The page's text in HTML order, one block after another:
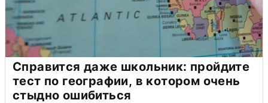
Справится даже школьник: пройдите
тест по географии, в котором очень
стыдно ошибиться